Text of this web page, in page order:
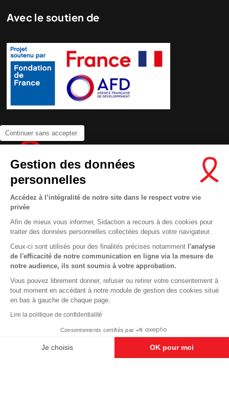
Continuer sans accepter
Gestion des données
personnelles
Accédez à l’intégralité de notre site dans le respect votre vie
privée
Afin de mieux vous informer, Sidaction a recours à des cookies pour
traiter des données personnelles collectées depuis votre navigateur.
Ceux-ci sont utilisés pour des finalités précises notamment l'analyse
de l'efficacité de notre communication en ligne via la mesure de
notre audience, ils sont soumis à votre approbation.
Vous pouvez librement donner, refuser ou retirer votre consentement à
tout moment en accédant à notre module de gestion des cookies situé
en bas à gauche de chaque page.
Lire la politique de confidentialité
Consentements certifiés par
Je choisis OK pour moi
Avec le soutien de
Newsletter
Nous suivre sur les réseaux :
MENTIONS LÉGALES
This site uses cookies and gives you control over what you want to
En savoir plus